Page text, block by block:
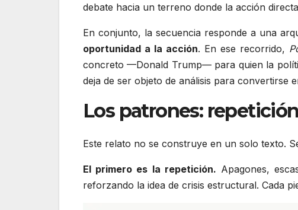
debate hacia un terreno donde la acción
En conjunto, la secuencia responde a una
oportunidad a la acción. En ese recorrido,
concreto —Donald Trump— para quien la
deja de ser objeto de análisis para convertirse
Los patrones:
Este relato no se construye en un solo texto.
El primero es la repetición. Apagones,
reforzando la idea de crisis estructural. Cada